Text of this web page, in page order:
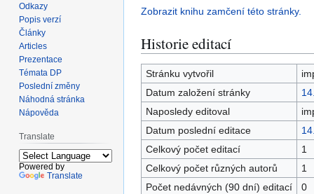
Zobrazit knihu zamčení této stránky.
Historie editací
Stránku vytvořil
Datum založení stránky
Naposledy editoval
Datum poslední editace
Celkový počet editací
1
Celkový počet různých autorů
1
Počet nedávných (90 dní) editací
0
Odkazy
Popis verzí
Články
Articles
Prezentace
Témata DP
Poslední změny
Náhodná stránka
Nápověda
Translate
Powered by
Translate